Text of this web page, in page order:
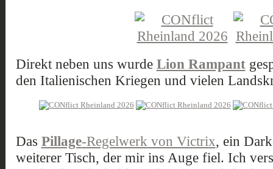
Direkt neben uns wurde Lion Rampant
den Italienischen Kriegen und vielen
Das Pillage-Regelwerk von Victrix, ein
weiterer Tisch, der mir ins Auge fiel. Ich